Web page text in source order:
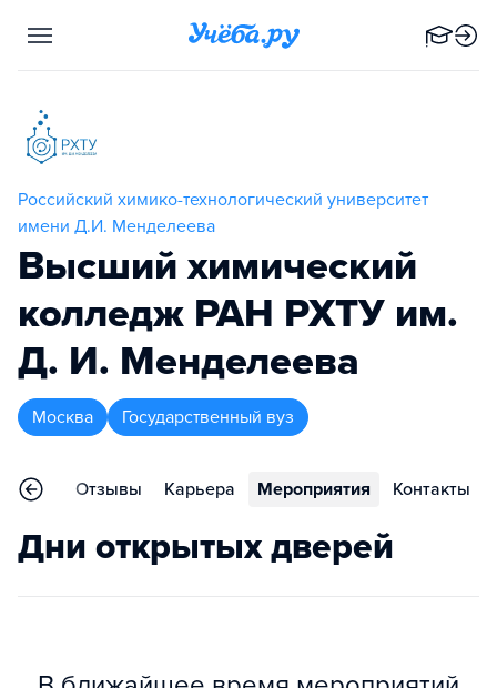
Российский химико-технологический университет
имени Д.И. Менделеева
Высший химический
колледж РАН РХТУ им.
Д. И. Менделеева
Москва Государственный вуз
Отзывы Карьера Мероприятия Контакты
Дни открытых дверей